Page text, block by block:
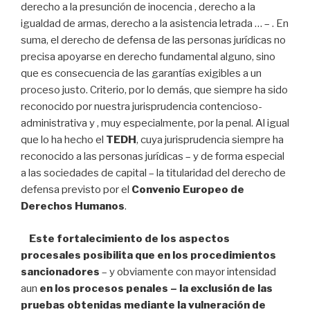
derecho a la presunción de inocencia , derecho a la
igualdad de armas, derecho a la asistencia letrada … – . En
suma, el derecho de defensa de las personas jurídicas no
precisa apoyarse en derecho fundamental alguno, sino
que es consecuencia de las garantías exigibles a un
proceso justo. Criterio, por lo demás, que siempre ha sido
reconocido por nuestra jurisprudencia contencioso-
administrativa y , muy especialmente, por la penal. Al igual
que lo ha hecho el TEDH, cuya jurisprudencia siempre ha
reconocido a las personas jurídicas – y de forma especial
a las sociedades de capital – la titularidad del derecho de
defensa previsto por el Convenio Europeo de
Derechos Humanos.
Este fortalecimiento de los aspectos
procesales posibilita que en los procedimientos
sancionadores – y obviamente con mayor intensidad
aun en los procesos penales – la exclusión de las
pruebas obtenidas mediante la vulneración de